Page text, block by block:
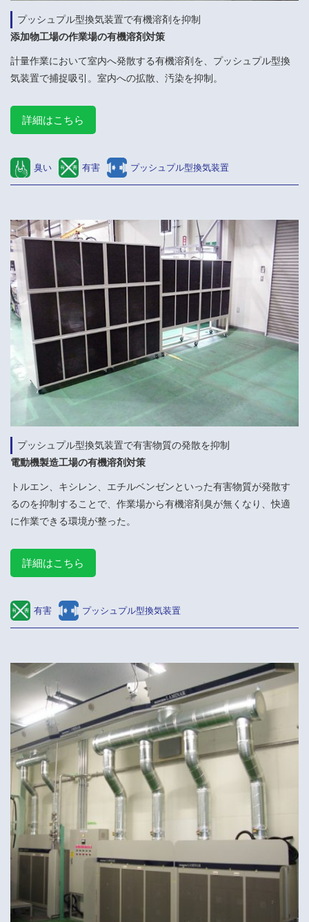
プッシュプル型換気装置で有機溶剤を抑制
添加物工場の作業場の有機溶剤対策
計量作業において室内へ発散する有機溶剤を、プッシュプル型換
気装置で捕捉吸引。室内への拡散、汚染を抑制。
詳細はこちら
臭い 有害 プッシュプル型換気装置
プッシュプル型換気装置で有害物質の発散を抑制
電動機製造工場の有機溶剤対策
トルエン、キシレン、エチルベンゼンといった有害物質が発散す
るのを抑制することで、作業場から有機溶剤臭が無くなり、快適
に作業できる環境が整った。
詳細はこちら
有害 プッシュプル型換気装置